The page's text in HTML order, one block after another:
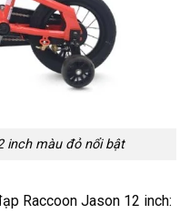
inch màu đỏ nổi bật
Raccoon Jason 12 inch: